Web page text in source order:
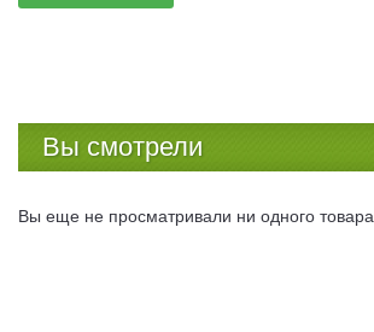
Вы смотрели
Вы еще не просматривали ни одного товара